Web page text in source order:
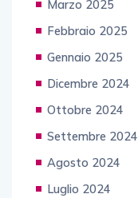
Marzo 2025
Febbraio 2025
Gennaio 2025
Dicembre 2024
Ottobre 2024
Settembre 2024
Agosto 2024
Luglio 2024